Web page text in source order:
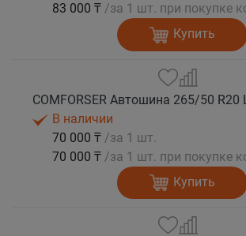
83 000 ₸ /за 1 шт. при покупке
Купить
В наличии
70 000 ₸ /за 1 шт.
70 000 ₸ /за 1 шт. при покупке
Купить